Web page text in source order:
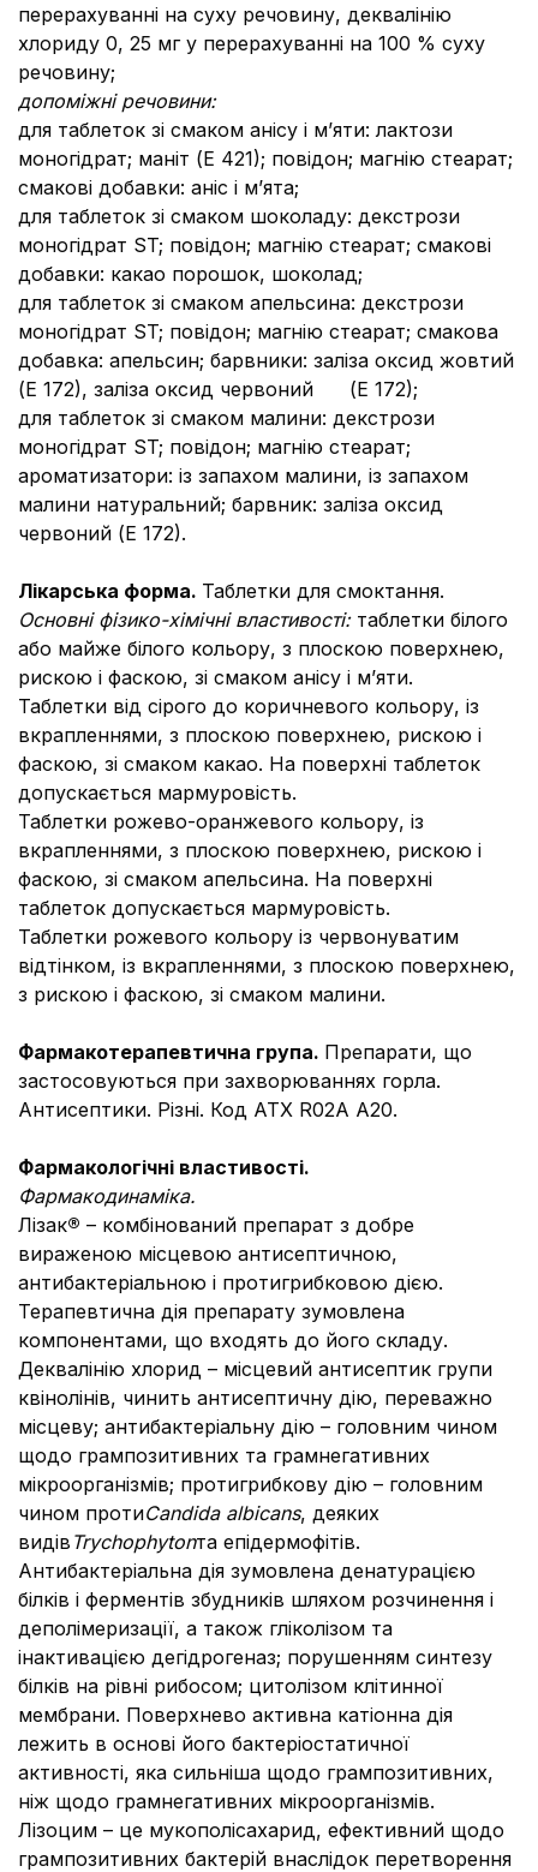
перерахуванні на суху речовину, деквалінію
хлориду 0, 25 мг у перерахуванні на 100 % суху
речовину;
допоміжні речовини:
для таблеток зі смаком анісу і м’яти:лактози
моногідрат; маніт (Е 421); повідон; магнію стеарат;
смакові добавки: аніс і м’ята;
для таблеток зі смаком шоколаду: декстрози
моногідрат ST; повідон; магнію стеарат; смакові
добавки: какао порошок, шоколад;
для таблеток зі смаком апельсина: декстрози
моногідрат ST; повідон; магнію стеарат; смакова
добавка: апельсин; барвники: заліза оксид жовтий
(Е 172), заліза оксид червоний (Е 172);
для таблеток зі смаком малини: декстрози
моногідрат ST; повідон; магнію стеарат;
ароматизатори: із запахом малини, із запахом
малини натуральний; барвник: заліза оксид
червоний (Е 172).
Лікарська форма. Таблетки для смоктання.
Основні фізико-хімічні властивості: таблетки білого
або майже білого кольору, з плоскою поверхнею,
рискою і фаскою, зі смаком анісу і м’яти.
Таблетки від сірого до коричневого кольору, із
вкрапленнями, з плоскою поверхнею, рискою і
фаскою, зі смаком какао. На поверхні таблеток
допускається мармуровість.
Таблетки рожево-оранжевого кольору, із
вкрапленнями, з плоскою поверхнею, рискою і
фаскою, зі смаком апельсина. На поверхні
таблеток допускається мармуровість.
Таблетки рожевого кольору із червонуватим
відтінком, із вкрапленнями, з плоскою поверхнею,
з рискою і фаскою, зі смаком малини.
Фармакотерапевтична група. Препарати, що
застосовуються при захворюваннях горла.
Антисептики. Різні. Код АТХ R02А А20.
Фармакологічні властивості.
Фармакодинаміка.
Лізак® – комбінований препарат з добре
вираженою місцевою антисептичною,
антибактеріальною і протигрибковою дією.
Терапевтична дія препарату зумовлена
компонентами, що входять до його складу.
Деквалінію хлорид – місцевий антисептик групи
квінолінів, чинить антисептичну дію, переважно
місцеву; антибактеріальну дію – головним чином
щодо грампозитивних та грамнегативних
мікроорганізмів; протигрибкову дію – головним
чином протиCandida albicans, деяких
видів Trychophytonта епідермофітів.
Антибактеріальна дія зумовлена денатурацією
білків і ферментів збудників шляхом розчинення і
деполімеризації, а також гліколізом та
інактивацією дегідрогеназ; порушенням синтезу
білків на рівні рибосом; цитолізом клітинної
мембрани. Поверхнево активна катіонна дія
лежить в основі його бактеріостатичної
активності, яка сильніша щодо грампозитивних,
ніж щодо грамнегативних мікроорганізмів.
Лізоцим – це мукополісахарид, ефективний щодо
грампозитивних бактерій внаслідок перетворення